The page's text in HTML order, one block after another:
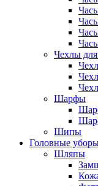
Чехлы
Шарфы
Шипы
Головные
Шляпы